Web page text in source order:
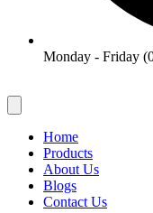
Monday - Friday
Home
Products
About Us
Blogs
Contact Us